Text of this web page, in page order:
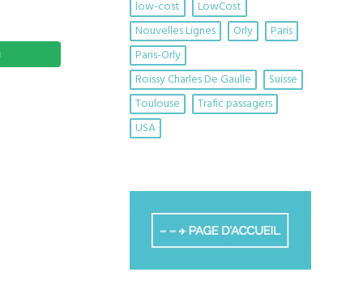
low-cost
LowCost
Nouvelles Lignes
Orly
Paris
Paris-Orly
Roissy Charles De Gaulle
Suisse
Toulouse
Trafic passagers
USA